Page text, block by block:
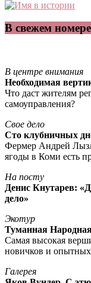
В свежем
В центре внимания
Необходимая
Что даст жителям
самоуправления?
Свое дело
Сто клубничных
Фермер Андрей
ягоды в Коми есть
На посту
Денис Кнутарев:
дело»
Экотур
Туманная
Самая высокая
новичков и опытных
Галерея